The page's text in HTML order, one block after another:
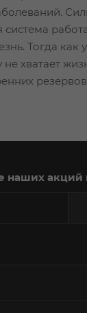
Тогда как
не хватает
наших акций